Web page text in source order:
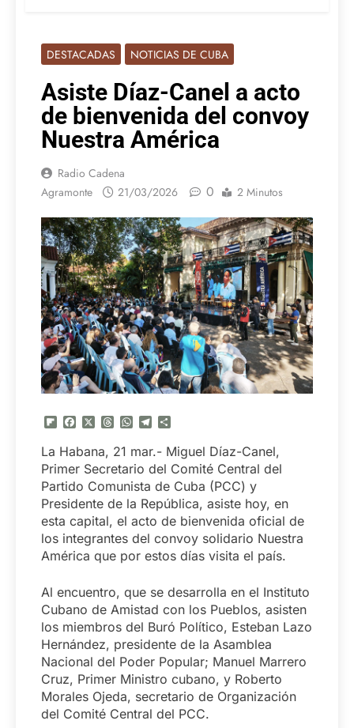
DESTACADAS NOTICIAS DE CUBA
Asiste Díaz-Canel a acto
de bienvenida del convoy
Nuestra América
Radio Cadena
Agramonte
21/03/2026 0 2 Minutos
Flipboard
Facebook
X Threads
WhatsApp
Telegram
La Habana, 21 mar.- Miguel Díaz-Canel,
Primer Secretario del Comité Central del
Partido Comunista de Cuba (PCC) y
Presidente de la República, asiste hoy, en
esta capital, el acto de bienvenida oficial de
los integrantes del convoy solidario Nuestra
América que por estos días visita el país.
Al encuentro, que se desarrolla en el Instituto
Cubano de Amistad con los Pueblos, asisten
los miembros del Buró Político, Esteban Lazo
Hernández, presidente de la Asamblea
Nacional del Poder Popular; Manuel Marrero
Cruz, Primer Ministro cubano, y Roberto
Morales Ojeda, secretario de Organización
del Comité Central del PCC.